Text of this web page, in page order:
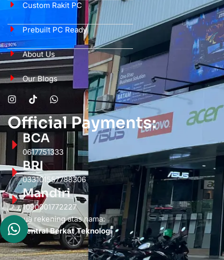
Custom Rakit PC
Prebuilt PC Ready
About Us
Our Blogs
Official Payments:
BCA
0617751333
BRI
033101557788306
Mandiri
1090001772227
Semua rekening atas nama:
PT. Sentral Berkat Teknologi